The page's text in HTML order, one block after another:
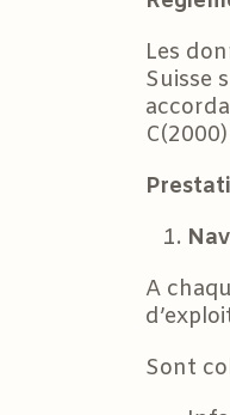
Les
Suisse
A
Sont